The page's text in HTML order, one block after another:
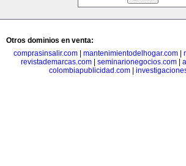
Otros dominios en venta:
comprasinsalir.com
mantenimientodelhogar.com
revistademarcas.com
seminarionegocios.com
colombiapublicidad.com